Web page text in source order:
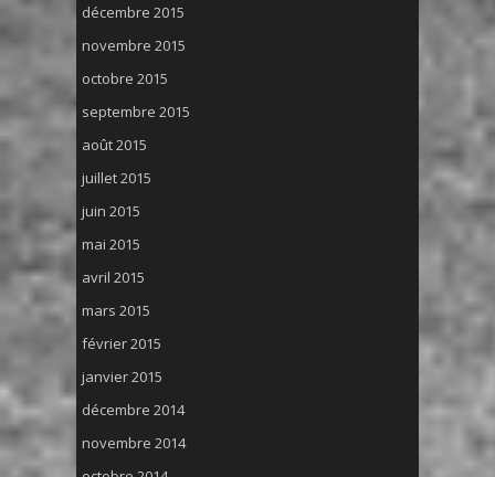
décembre 2015
novembre 2015
octobre 2015
septembre 2015
août 2015
juillet 2015
juin 2015
mai 2015
avril 2015
mars 2015
février 2015
janvier 2015
décembre 2014
novembre 2014